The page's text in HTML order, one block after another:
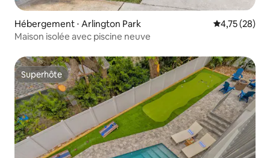
Hébergement ⋅ Arlington Park Évaluation
4,75 (28)
Maison isolée avec piscine neuve
Superhôte
Superhôte